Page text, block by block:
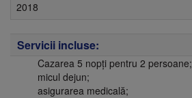
2018
Servicii incluse:
Cazarea 5 nopți pentru 2 persoane;
micul dejun;
asigurarea medicală;